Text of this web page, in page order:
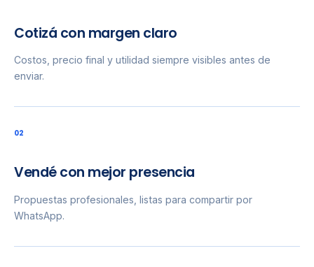
Cotizá con margen claro
Costos, precio final y utilidad siempre visibles antes de
enviar.
02
Vendé con mejor presencia
Propuestas profesionales, listas para compartir por
WhatsApp.